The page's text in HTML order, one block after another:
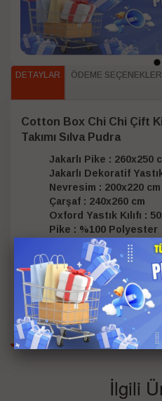
DETAYLAR ÖDEME
Cotton Box Chi Chi Çift
Takımı Sılva Pudra
Jakarlı Pike : 260x250
Jakarlı Dekoratif
Nevresim : 200x220 cm
Çarşaf : 240x260 cm
Oxford Yastık Kılıfı :
Pike : %100 Polyester
Kumaş : 30/1 57 TEL
Reaktif Düz Boya
Kişi Bilgisi
Çift Kişilik
Renk
Pudra
İlgili